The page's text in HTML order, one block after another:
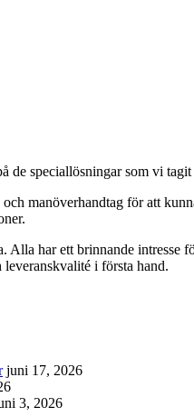
de speciallösningar som vi
manöverhandtag för att
Alla har ett brinnande
leveranskvalité i första hand.
juni 17, 2026
3, 2026